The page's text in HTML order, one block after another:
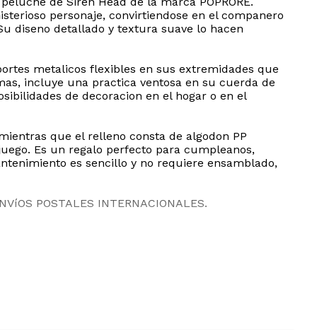
personaje, convirtiendose en el companero
diseno detallado y textura suave lo hacen
metalicos flexibles en sus extremidades que
incluye una practica ventosa en su cuerda de
de decoracion en el hogar o en el
que el relleno consta de algodon PP
Es un regalo perfecto para cumpleanos,
es sencillo y no requiere ensamblado,
POSTALES INTERNACIONALES.